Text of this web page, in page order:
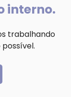
interno.
trabalhando